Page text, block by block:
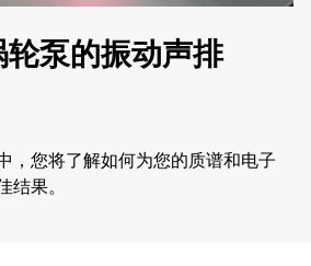
泵的振动声排
，您将了解如何为您的质谱和电子
果。